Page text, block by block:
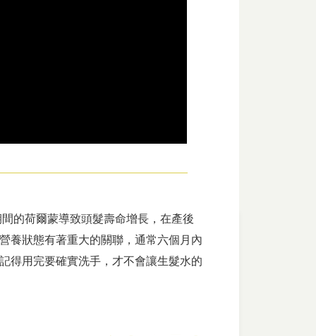
的荷爾蒙導致頭髮壽命增長，在產後
養狀態有著重大的關聯，通常六個月內
得用完要確實洗手，才不會讓生髮水的